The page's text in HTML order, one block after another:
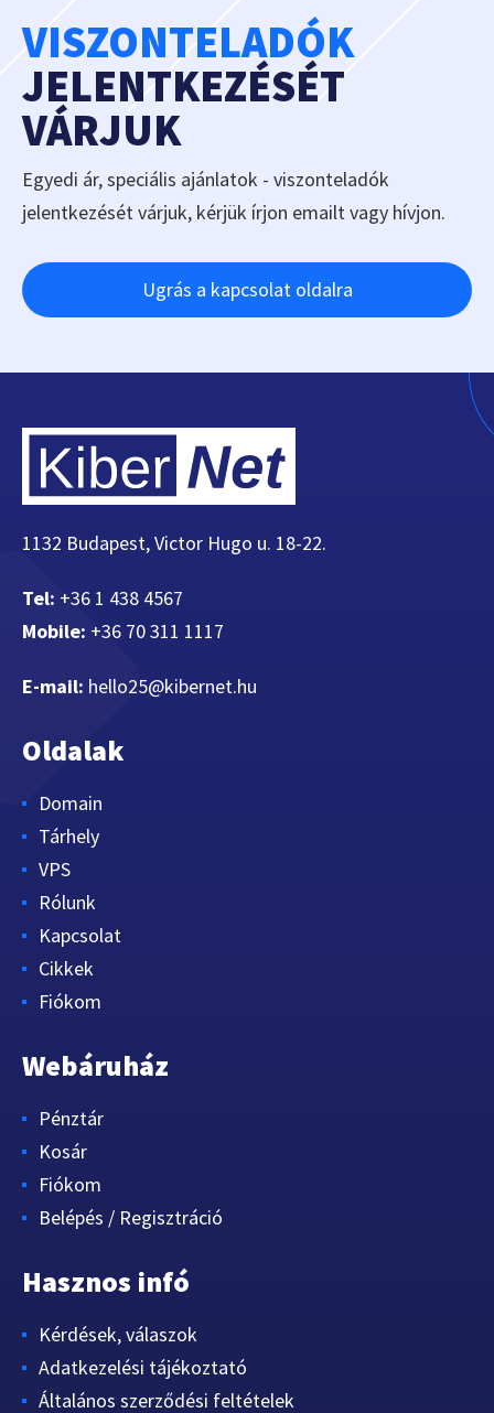
VISZONTELADÓK
JELENTKEZÉSÉT
VÁRJUK
Egyedi ár, speciális ajánlatok - viszonteladók
jelentkezését várjuk, kérjük írjon emailt vagy hívjon.
Ugrás a kapcsolat oldalra
1132 Budapest, Victor Hugo u. 18-22.
Tel: +36 1 438 4567
Mobile: +36 70 311 1117
E-mail: hello25@kibernet.hu
Oldalak
Domain
Tárhely
VPS
Rólunk
Kapcsolat
Cikkek
Fiókom
Webáruház
Pénztár
Kosár
Fiókom
Belépés / Regisztráció
Hasznos infó
Kérdések, válaszok
Adatkezelési tájékoztató
Általános szerződési feltételek